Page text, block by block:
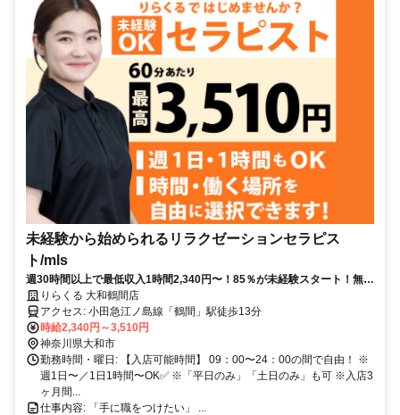
未経験から始められるリラクゼーションセラピス
ト/mls
週30時間以上で最低収入1時間2,340円〜！85％が未経験スタート！無料
トレで一生モノの技術を習得✅好きな時間に収入を得られます⏰【神奈
川県大和市下鶴間】
りらくる 大和鶴間店
アクセス: 小田急江ノ島線「鶴間」駅徒歩13分
時給2,340円～3,510円
神奈川県大和市
勤務時間・曜日: 【入店可能時間】 09：00〜24：00の間で自由！ ※
週1日〜／1日1時間〜OK✅ ※「平日のみ」「土日のみ」も可 ※入店3
ヶ月間...
仕事内容: 「手に職をつけたい」 ...